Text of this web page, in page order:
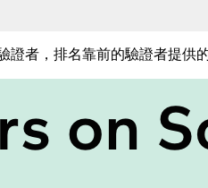
證者，排名靠前的驗證者提供